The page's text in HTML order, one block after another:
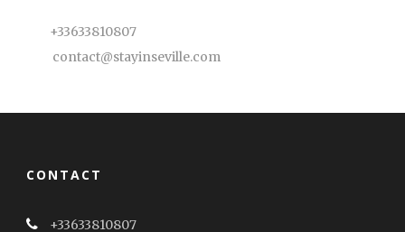
+33633810807
contact@stayinseville.com
CONTACT
+33633810807